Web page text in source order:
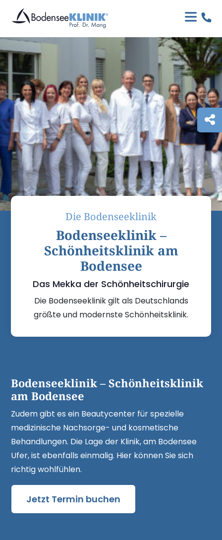

Die Bodenseeklinik
Bodenseeklinik –
Schönheitsklinik am
Bodensee
Das Mekka der Schönheitschirurgie
Die Bodenseeklinik gilt als Deutschlands
größte und modernste Schönheitsklinik.
Bodenseeklinik – Schönheitsklinik
am Bodensee
Zudem gibt es ein Beautycenter für spezielle
medizinische Nachsorge- und kosmetische
Behandlungen. Die Lage der Klinik, am Bodensee
Ufer, ist ebenfalls einmalig. Hier können Sie sich
richtig wohlfühlen.
Jetzt Termin buchen